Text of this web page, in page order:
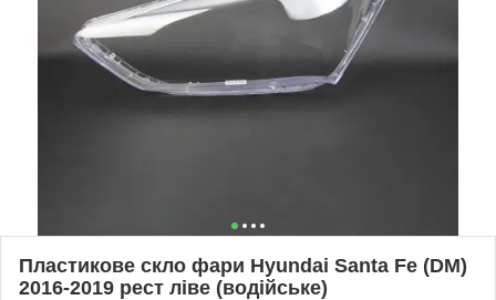
Пластикове скло фари Hyundai Santa Fe (DM)
2016-2019 рест ліве (водійське)